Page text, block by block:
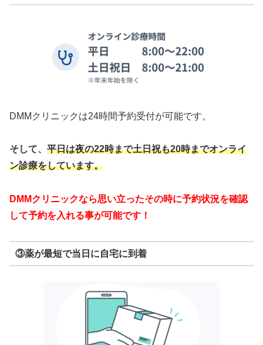
DMMクリニックは24時間予約受付が可能です。
そして、 平日は夜の22時まで土日祝も20時までオンライ
ン診療をしています。
DMMクリニックなら思い立ったその時に予約状況を確認
して予約を入れる事が可能です！
③薬が最短で当日に自宅に到着